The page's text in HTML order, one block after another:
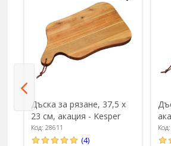
Дъска за рязане, 37,5 х
23 см, акация - Kesper
Код: 28611
(4)